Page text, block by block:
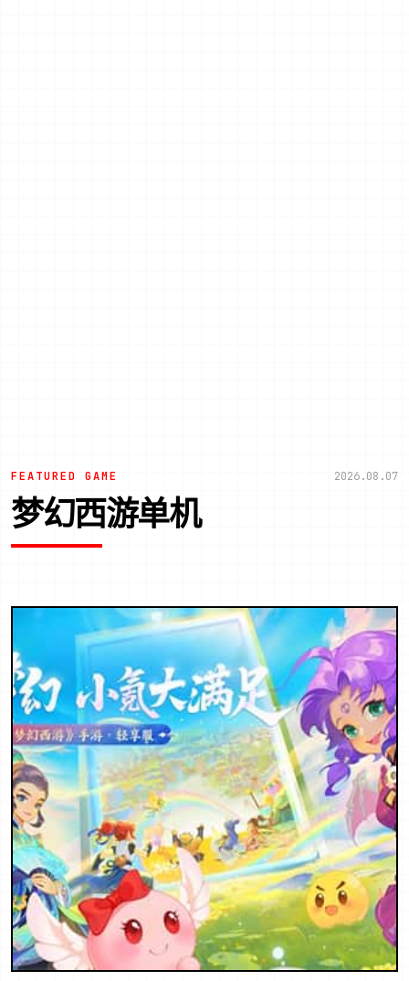
FEATURED GAME 2026.08.07
梦幻西游单机